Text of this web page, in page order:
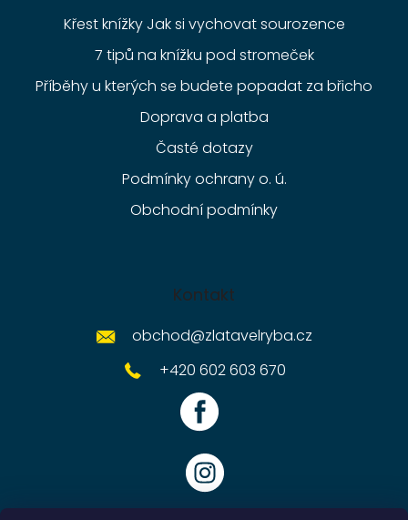
Křest knížky Jak si vychovat sourozence
7 tipů na knížku pod stromeček
Příběhy u kterých se budete popadat za břicho
Doprava a platba
Časté dotazy
Podmínky ochrany o. ú.
Obchodní podmínky
Kontakt
obchod@zlatavelryba.cz
+420 602 603 670